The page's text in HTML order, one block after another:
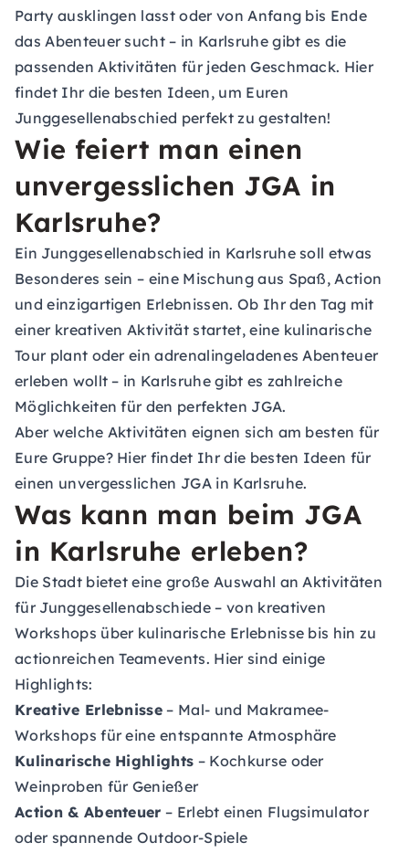
Party ausklingen lasst oder von Anfang bis Ende
das Abenteuer sucht – in Karlsruhe gibt es die
passenden Aktivitäten für jeden Geschmack. Hier
findet Ihr die besten Ideen, um Euren
Junggesellenabschied perfekt zu gestalten!
Wie feiert man einen
unvergesslichen JGA in
Karlsruhe?
Ein Junggesellenabschied in Karlsruhe soll etwas
Besonderes sein – eine Mischung aus Spaß, Action
und einzigartigen Erlebnissen. Ob Ihr den Tag mit
einer kreativen Aktivität startet, eine kulinarische
Tour plant oder ein adrenalingeladenes Abenteuer
erleben wollt – in Karlsruhe gibt es zahlreiche
Möglichkeiten für den perfekten JGA.
Aber welche Aktivitäten eignen sich am besten für
Eure Gruppe? Hier findet Ihr die besten Ideen für
einen unvergesslichen JGA in Karlsruhe.
Was kann man beim JGA
in Karlsruhe erleben?
Die Stadt bietet eine große Auswahl an Aktivitäten
für Junggesellenabschiede – von kreativen
Workshops über kulinarische Erlebnisse bis hin zu
actionreichen Teamevents. Hier sind einige
Highlights:
Kreative Erlebnisse – Mal- und Makramee-
Workshops für eine entspannte Atmosphäre
Kulinarische Highlights – Kochkurse oder
Weinproben für Genießer
Action & Abenteuer – Erlebt einen Flugsimulator
oder spannende Outdoor-Spiele